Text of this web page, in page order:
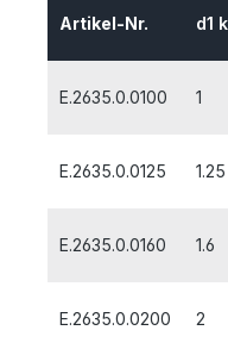
Artikel-Nr. d1
E.2635.0.0100 1
E.2635.0.0125 1.25
E.2635.0.0160 1.6
E.2635.0.0200 2